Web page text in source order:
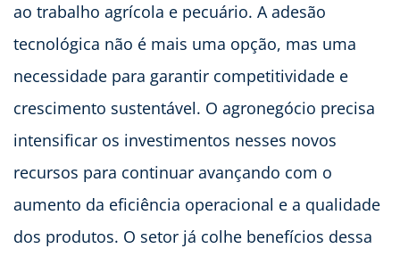
ao trabalho agrícola e pecuário. A adesão
tecnológica não é mais uma opção, mas uma
necessidade para garantir competitividade e
crescimento sustentável. O agronegócio precisa
intensificar os investimentos nesses novos
recursos para continuar avançando com o
aumento da eficiência operacional e a qualidade
dos produtos. O setor já colhe benefícios dessa